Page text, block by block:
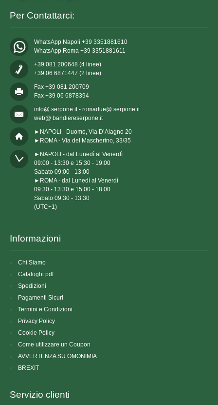
Per Contattarci:
WhatsApp Napoli +39 3351881610
WhatsApp Roma +39 3351881611
+39 081 200648 (4 linee)
+39 06 6871447 (2 linee)
Fax +39 081 200709
Fax +39 06 6878394
info@ serpone.it - romadue@ serpone.it
web@ bandiereserpone.it
►NAPOLI - Duomo, Via D’Alagno 20
►ROMA - Via del Mascherino, 33/35
►NAPOLI - dal Lunedì al Venerdì
09:00 - 13:30 e 15:30 - 19:00
Sabato 09:00 - 13:00
►ROMA - dal Lunedì al Venerdì
09:30 - 13:30 e 15:00 - 18:00
Sabato 09:30 - 13:30
(UTC+1)
Informazioni
Chi Siamo
Cataloghi pdf
Spedizioni
Pagamenti Sicuri
Termini e Condizioni
Privacy Policy
Cookie Policy
Come utilizzare un Coupon
AVVERTENZA SU OMONIMIA
BREXIT
Servizio clienti